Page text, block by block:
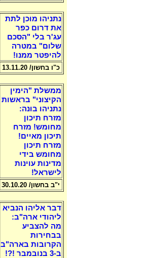
נתניהו מוכן לתת
את דרום כפר
עג'ר בלי "הסכם
שלום" במטרה
להיפטר ממנו!
כ"ו בחשון/ 13.11.20
ממשלת "הימין
הקיצוני" בראשות
נתניהו בונה:
מזרח תיכון
מחומש! מזרח
תיכון מאיים!
מזרח תיכון
מחומש בידי
מדינות עוינות
לישראל!
י"ב בחשון/ 30.10.20
דבר אליהו הנביא
ליהודי ארה"ב:
מה להצביע
בבחירות
הקרובות בארה"ב
ב-3 בנובמבר !?!